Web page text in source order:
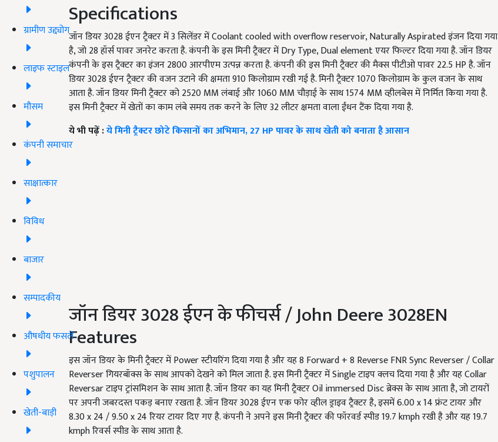
ग्रामीण उद्द्योग
लाइफ स्टाइल
मौसम
कंपनी समाचार
साक्षात्कार
विविध
बाजार
सम्पादकीय
औषधीय फसलें
पशुपालन
खेती-बाड़ी
Specifications
जॉन डियर 3028 ईएन ट्रैक्टर में 3 सिलेंडर में Coolant cooled with overflow reservoir, Naturally Aspirated इंजन दिया गया
है, जो 28 हॉर्स पावर जनरेट करता है. कंपनी के इस मिनी ट्रैक्टर में Dry Type, Dual element एयर फिल्टर दिया गया है. जॉन डियर
कंपनी के इस ट्रैक्टर का इंजन 2800 आरपीएम उत्पन्न करता है. कंपनी की इस मिनी ट्रैक्टर की मैक्स पीटीओ पावर 22.5 HP है. जॉन
डियर 3028 ईएन ट्रैक्टर की वजन उटाने की क्षमता 910 किलोग्राम रखी गई है. मिनी ट्रैक्टर 1070 किलोग्राम के कुल वजन के साथ
आता है. जॉन डियर मिनी ट्रैक्टर को 2520 MM लंबाई और 1060 MM चौड़ाई के साथ 1574 MM व्हीलबेस में निर्मित किया गया है.
इस मिनी ट्रैक्टर में खेतों का काम लंबे समय तक करने के लिए 32 लीटर क्षमता वाला ईंधन टैंक दिया गया है.
ये भी पढ़ें :ये मिनी ट्रैक्टर छोटे किसानों का अभिमान, 27 HP पावर के साथ खेती को बनाता है आसान
जॉन डियर 3028 ईएन के फीचर्स / John Deere 3028EN
Features
इस जॉन डियर के मिनी ट्रैक्टर में Power स्टीयरिंग दिया गया है और यह 8 Forward + 8 Reverse FNR Sync Reverser / Collar
Reverser गियरबॉक्स के साथ आपको देखने को मिल जाता है. इस मिनी ट्रैक्टर में Single टाइप क्लच दिया गया है और यह Collar
Reversar टाइप ट्रांसमिशन के साथ आता है. जॉन डियर का यह मिनी ट्रैक्टर Oil immersed Disc ब्रेक्स के साथ आता है, जो टायरों
पर अपनी जबरदस्त पकड़ बनाए रखता है. जॉन डियर 3028 ईएन एक फोर व्हील ड्राइव ट्रैक्टर है, इसमें 6.00 x 14 फ्रंट टायर और
8.30 x 24 / 9.50 x 24 रियर टायर दिए गए है. कंपनी ने अपने इस मिनी ट्रैक्टर की फॉरवर्ड स्पीड 19.7 kmph रखी है और यह 19.7
kmph रिवर्स स्पीड के साथ आता है.